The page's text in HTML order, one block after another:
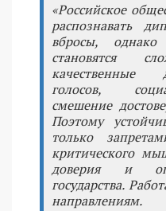
«Российское
распознавать
вбросы, однако
становятся
качественные
голосов,
смешение
Поэтому
только
критического
доверия и
государства.
направлениям.